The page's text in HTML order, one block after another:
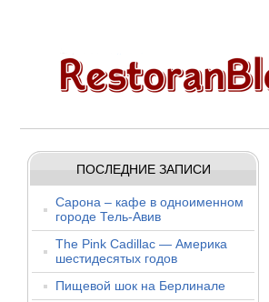
ПОСЛЕДНИЕ ЗАПИСИ
Сарона – кафе в одноименном
городе Тель-Авив
The Pink Cadillac — Америка
шестидесятых годов
Пищевой шок на Берлинале